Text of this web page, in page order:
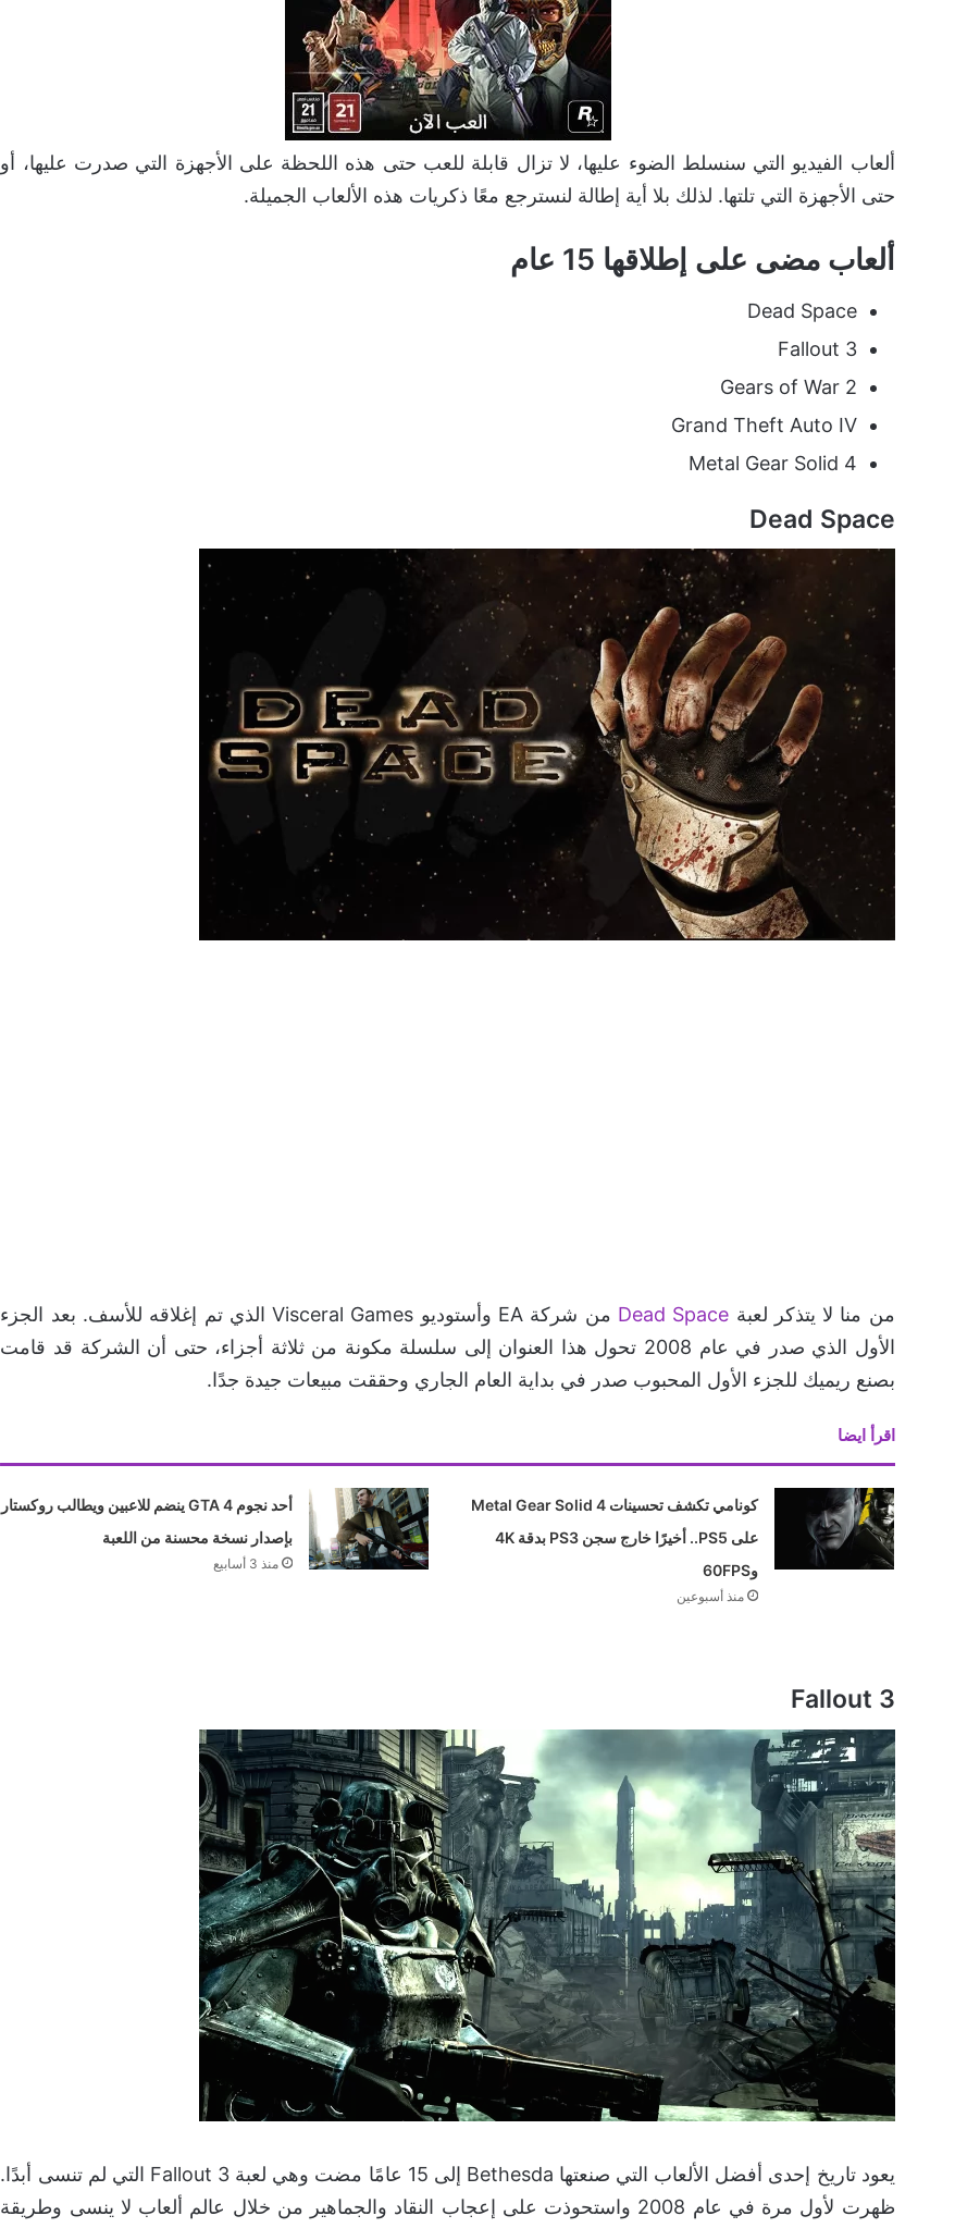
ألعاب الفيديو التي سنسلط الضوء عليها، لا تزال قابلة للعب حتى هذه اللحظة على الأجهزة التي صدرت عليها، أو
حتى الأجهزة التي تلتها. لذلك بلا أية إطالة لنسترجع معًا ذكريات هذه الألعاب الجميلة.
ألعاب مضى على إطلاقها 15 عام
Dead Space
Fallout 3
Gears of War 2
Grand Theft Auto IV
Metal Gear Solid 4
Dead Space
من منا لا يتذكر لعبة Dead Space
من شركة EA وأستوديو Visceral Games الذي تم إغلاقه للأسف. بعد الجزء
الأول الذي صدر في عام 2008 تحول هذا العنوان إلى سلسلة مكونة من ثلاثة أجزاء، حتى أن الشركة قد قامت
بصنع ريميك للجزء الأول المحبوب صدر في بداية العام الجاري وحققت مبيعات جيدة جدًا.
اقرأ ايضا
كونامي تكشف تحسينات Metal Gear Solid 4
على PS5.. أخيرًا خارج سجن PS3 بدقة 4K
و60FPS
منذ أسبوعين
أحد نجوم GTA 4 ينضم للاعبين ويطالب روكستار
بإصدار نسخة محسنة من اللعبة
منذ 3 أسابيع
Fallout 3
يعود تاريخ إحدى أفضل الألعاب التي صنعتها Bethesda إلى 15 عامًا مضت وهي لعبة Fallout 3 التي لم تنسى أبدًا.
ظهرت لأول مرة في عام 2008 واستحوذت على إعجاب النقاد والجماهير من خلال عالم ألعاب لا ينسى وطريقة